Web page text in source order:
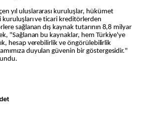
yıl uluslararası kuruluşlar, hükümet
kuruluşları ve ticari kreditörlerden
sağlanan dış kaynak tutarının 8,8 milyar
"Sağlanan bu kaynaklar, hem Türkiye'ye
hesap verebilirlik ve öngörülebilirlik
duyulan güvenin bir göstergesidir."